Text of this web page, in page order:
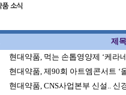
제목
현대약품, 먹는 손톱영양제 ‘케라
현대약품, 제90회 아트엠콘서트 ‘
현대약품, CNS사업본부 신설.. 신